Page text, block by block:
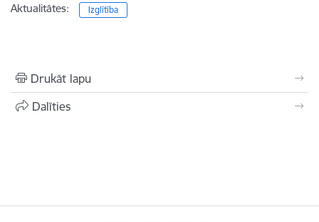
Aktualitātes: Izglītība
Drukāt lapu
Dalīties